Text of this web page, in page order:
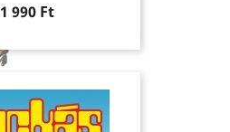
Ár
1 990 Ft